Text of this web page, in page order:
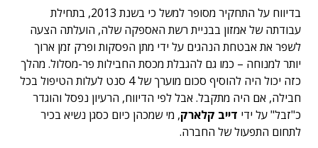
בדיווח על התחקיר מסופר למשל כי בשנת 2013, בתחילת
עבודתה של אמזון בבניית רשת האספקה שלה, הועלתה הצעה
לשפר את אבטחת הנהגים על ידי מתן הפסקות ופרק זמן ארוך
יותר למנוחה – כמו גם להגבלת מכסת החבילות פר-מסלול. מהלך
כזה יכול היה להוסיף סכום מוערך של 4 סנט לעלות הטיפול בכל
חבילה, אם היה מתקבל. אבל לפי הדיווח, הרעיון נפסל והוגדר
כ"זבל" על ידי דייב קלארק, מי שמכהן כיום כסגן נשיא בכיר
לתחום התפעול של החברה.